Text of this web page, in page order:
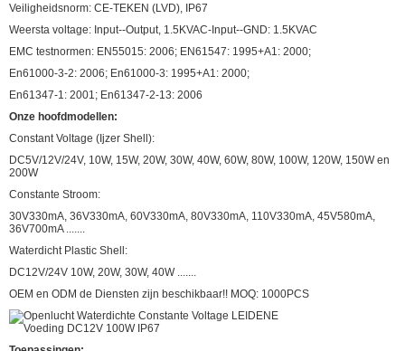
Veiligheidsnorm: CE-TEKEN (LVD), IP67
Weersta voltage: Input--Output, 1.5KVAC-Input--GND: 1.5KVAC
EMC testnormen: EN55015: 2006; EN61547: 1995+A1: 2000;
En61000-3-2: 2006; En61000-3: 1995+A1: 2000;
En61347-1: 2001; En61347-2-13: 2006
Onze hoofdmodellen:
Constant Voltage (Ijzer Shell):
DC5V/12V/24V, 10W, 15W, 20W, 30W, 40W, 60W, 80W, 100W, 120W, 150W en
200W
Constante Stroom:
30V330mA, 36V330mA, 60V330mA, 80V330mA, 110V330mA, 45V580mA,
36V700mA .......
Waterdicht Plastic Shell:
DC12V/24V 10W, 20W, 30W, 40W .......
OEM en ODM de Diensten zijn beschikbaar!! MOQ: 1000PCS